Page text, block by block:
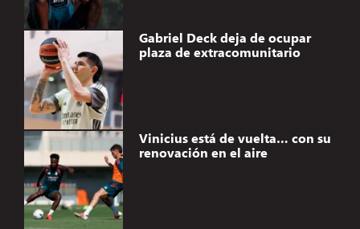
Gabriel Deck deja de ocupar
plaza de extracomunitario
Vinicius está de vuelta… con su
renovación en el aire